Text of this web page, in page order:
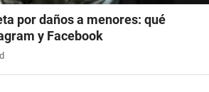
por daños a menores: qué
y Facebook